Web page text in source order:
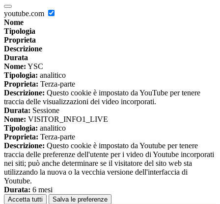
youtube.com
Nome
Tipologia
Proprieta
Descrizione
Durata
Nome: YSC
Tipologia: analitico
Proprieta: Terza-parte
Descrizione: Questo cookie è impostato da YouTube per tenere
traccia delle visualizzazioni dei video incorporati.
Durata: Sessione
Nome: VISITOR_INFO1_LIVE
Tipologia: analitico
Proprieta: Terza-parte
Descrizione: Questo cookie è impostato da Youtube per tenere
traccia delle preferenze dell'utente per i video di Youtube incorporati
nei siti; può anche determinare se il visitatore del sito web sta
utilizzando la nuova o la vecchia versione dell'interfaccia di
Youtube.
Durata: 6 mesi
Accetta tutti Salva le preferenze